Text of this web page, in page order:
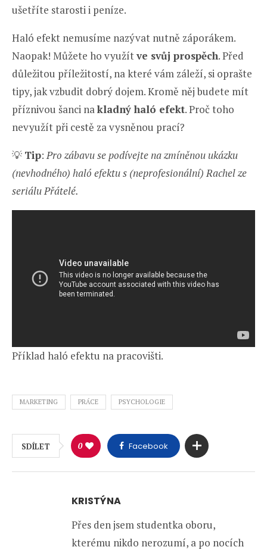
ušetříte starosti i peníze.
Haló efekt nemusíme nazývat nutně záporákem.
Naopak! Můžete ho využítve svůj prospěch. Před
důležitou příležitostí, na které vám záleží, si oprašte
tipy, jak vzbudit dobrý dojem. Kromě něj budete mít
příznivou šanci nakladný haló efekt. Proč toho
nevyužít při cestě za vysněnou prací?
💡 Tip:Pro zábavu se podívejte na zmíněnou ukázku
(nevhodného) haló efektu s (neprofesionální) Rachel ze
seriálu Přátelé.
Příklad haló efektu na pracovišti.
MARKETING PRÁCE PSYCHOLOGIE
SDÍLET 0 Facebook
KRISTÝNA
Přes den jsem studentka oboru,
kterému nikdo nerozumí, a po nocích